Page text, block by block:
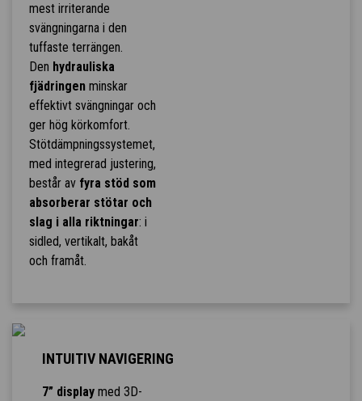
mest irriterande
svängningarna i den
tuffaste terrängen.
Den hydrauliska
fjädringenminskar
effektivt svängningar och
ger hög körkomfort.
Stötdämpningssystemet,
med integrerad justering,
består av fyra stöd som
absorberar stötar och
slag i alla riktningar: i
sidled, vertikalt, bakåt
och framåt.
INTUITIV NAVIGERING
7” displaymed 3D-